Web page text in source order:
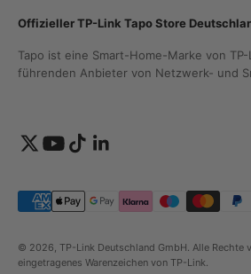
Offizieller TP-Link Tapo Store
Tapo ist eine Smart-Home-Marke von
führenden Anbieter von Netzwerk- und
© 2026, TP-Link Deutschland GmbH. Alle Rechte
eingetragenes Warenzeichen von TP-Link.